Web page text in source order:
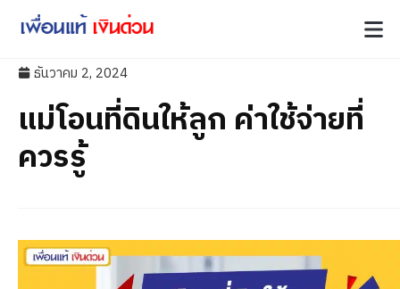
ธันวาคม 2, 2024
แม่โอนที่ดินให้ลูก ค่าใช้จ่ายที่
ควรรู้